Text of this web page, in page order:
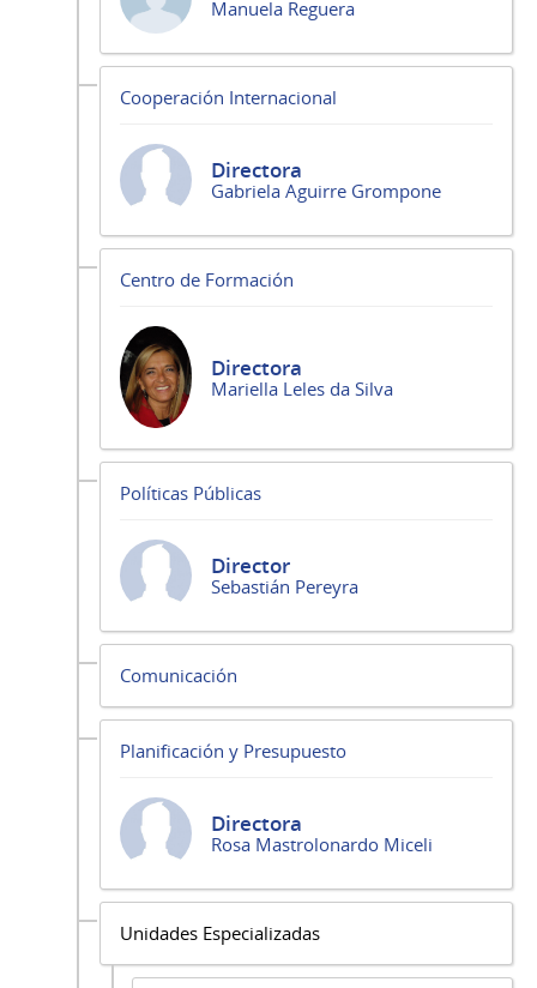
Manuela Reguera
Cooperación Internacional
Directora
Gabriela Aguirre Grompone
Centro de Formación
Directora
Mariella Leles da Silva
Políticas Públicas
Director
Sebastián Pereyra
Comunicación
Planificación y Presupuesto
Directora
Rosa Mastrolonardo Miceli
Unidades Especializadas